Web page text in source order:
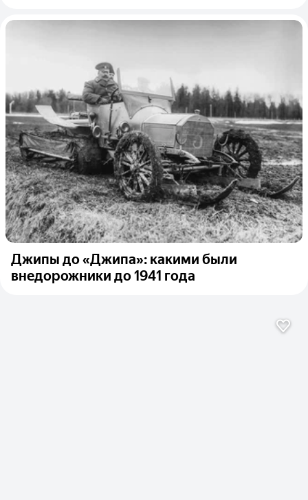
Джипы до «Джипа»: какими были
внедорожники до 1941 года